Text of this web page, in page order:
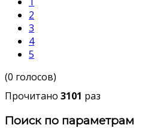
2
3
4
5
(0 голосов)
Прочитано 3101 раз
Поиск по параметрам